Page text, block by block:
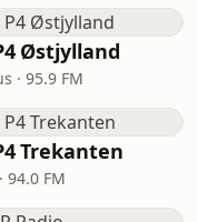
Østjylland
· 95.9 FM
Trekanten
94.0 FM